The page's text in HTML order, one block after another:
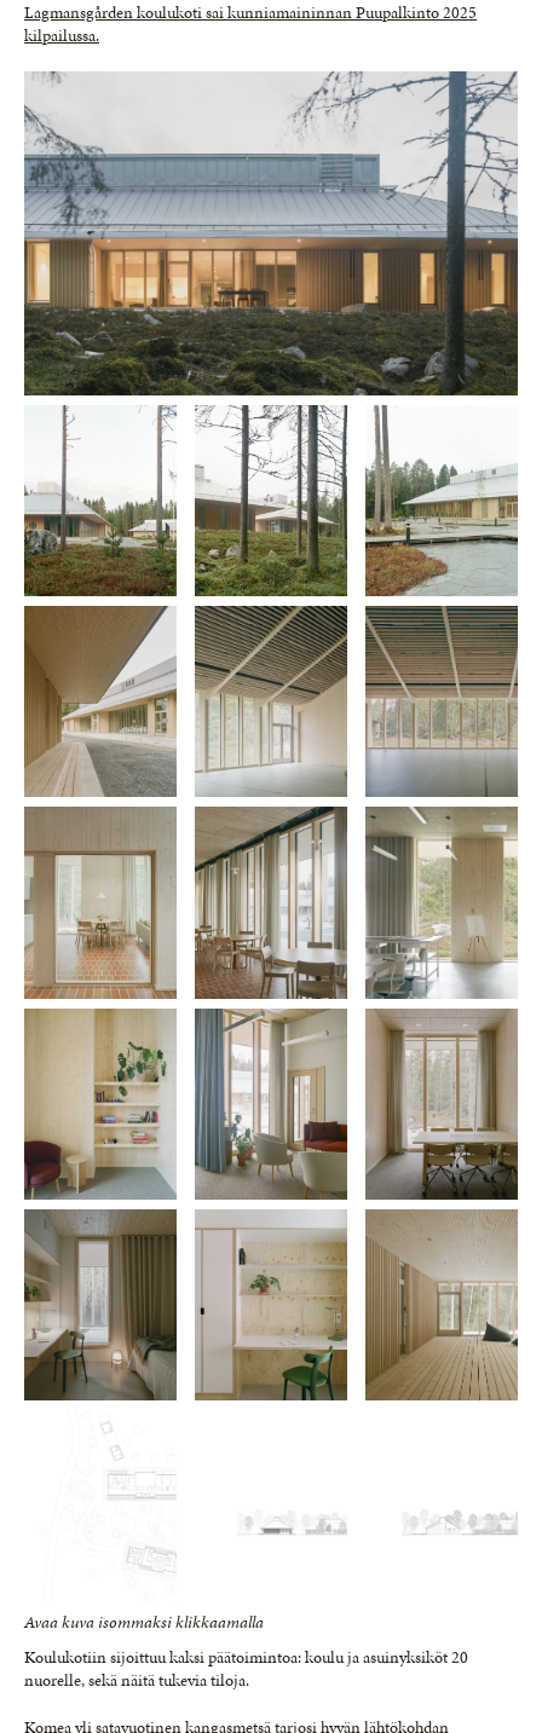
Lagmansgården koulukoti sai kunniamaininnan Puupalkinto 2025
kilpailussa.
Avaa kuva isommaksi klikkaamalla
Koulukotiin sijoittuu kaksi päätoimintoa: koulu ja asuinyksiköt 20
nuorelle, sekä näitä tukevia tiloja.
Komea yli satavuotinen kangasmetsä tarjosi hyvän lähtökohdan